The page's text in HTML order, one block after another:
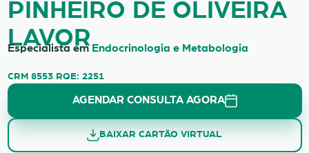
PINHEIRO DE OLIVEIRA
LAVOR
Especialista em Endocrinologia e Metabologia
CRM 8553 RQE: 2251
AGENDAR CONSULTA AGORA
BAIXAR CARTÃO VIRTUAL